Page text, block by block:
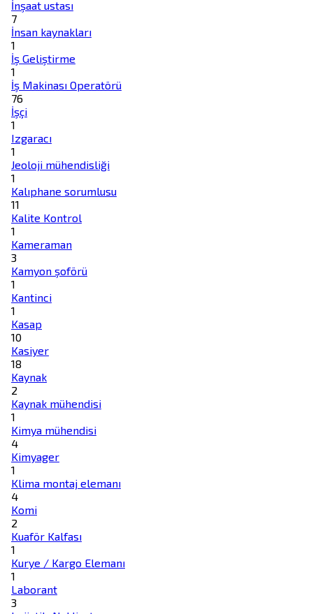
İnşaat ustası
7
İnsan kaynakları
1
İş Geliştirme
1
İş Makinası Operatörü
76
İşçi
1
Izgaracı
1
Jeoloji mühendisliği
1
Kalıphane sorumlusu
11
Kalite Kontrol
1
Kameraman
3
Kamyon şoförü
1
Kantinci
1
Kasap
10
Kasiyer
18
Kaynak
2
Kaynak mühendisi
1
Kimya mühendisi
4
Kimyager
1
Klima montaj elemanı
4
Komi
2
Kuaför Kalfası
1
Kurye / Kargo Elemanı
1
Laborant
3